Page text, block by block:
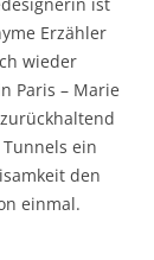
Erzähler
wieder
Paris – Marie
ein
den
einmal.